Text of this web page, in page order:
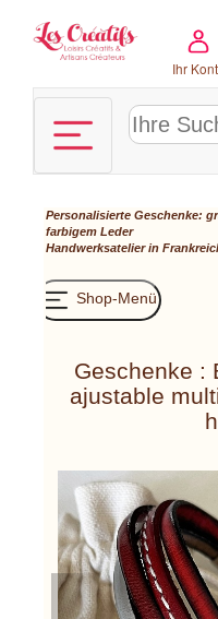
Ihr
Personalisierte Geschenke:
farbigem Leder
Handwerksatelier in
Shop-Menü
Geschenke :
ajustable
Previous